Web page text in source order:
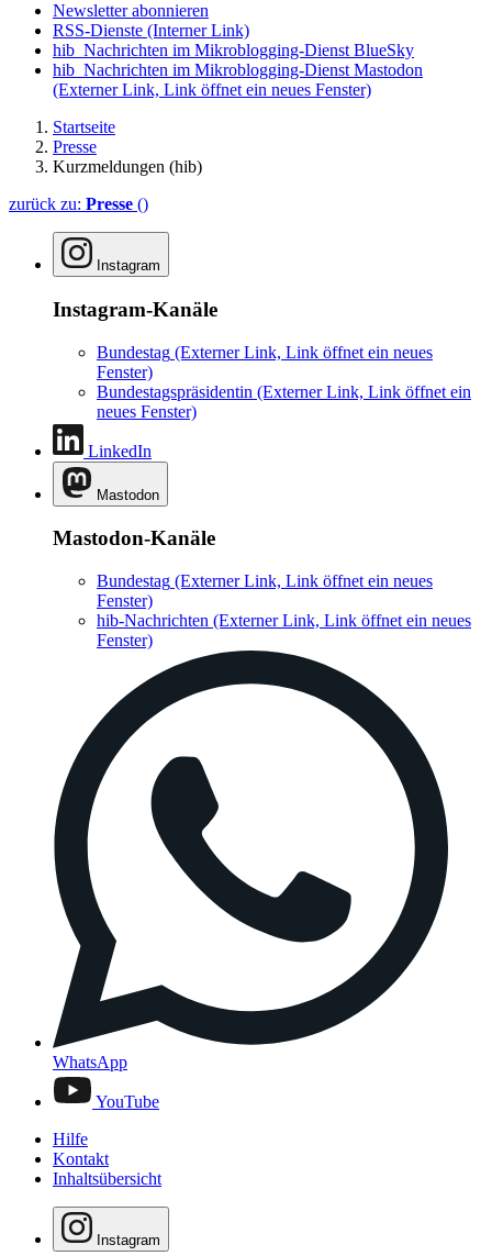
Newsletter abonnieren
RSS-Dienste (Interner Link)
hib_Nachrichten im Mikroblogging-Dienst BlueSky
hib_Nachrichten im Mikroblogging-Dienst Mastodon
(Externer Link, Link öffnet ein neues Fenster)
Startseite
Presse
Kurzmeldungen (hib)
zurück zu: Presse ()
Instagram
Instagram-Kanäle
Bundestag (Externer Link, Link öffnet ein neues
Fenster)
Bundestagspräsidentin (Externer Link, Link öffnet ein
neues Fenster)
LinkedIn
Mastodon
Mastodon-Kanäle
Bundestag (Externer Link, Link öffnet ein neues
Fenster)
hib-Nachrichten (Externer Link, Link öffnet ein neues
Fenster)
WhatsApp
YouTube
Hilfe
Kontakt
Inhaltsübersicht
Instagram